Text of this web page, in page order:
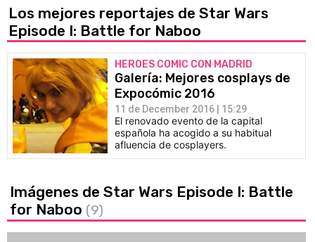
Los mejores reportajes de Star Wars
Episode I: Battle for Naboo
HEROES COMIC CON MADRID
Galería: Mejores cosplays de
Expocómic 2016
11 de December 2016 | 15:29
El renovado evento de la capital
española ha acogido a su habitual
afluencia de cosplayers.
Imágenes de Star Wars Episode I: Battle
for Naboo (9)